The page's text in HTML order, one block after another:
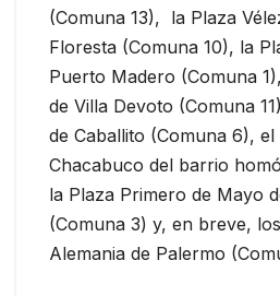
(Comuna 13), la Plaza
Floresta (Comuna 10), la
Puerto Madero (Comuna
de Villa Devoto (Comuna
de Caballito (Comuna 6), el
Chacabuco del barrio
la Plaza Primero de Mayo
(Comuna 3) y, en breve,
Alemania de Palermo